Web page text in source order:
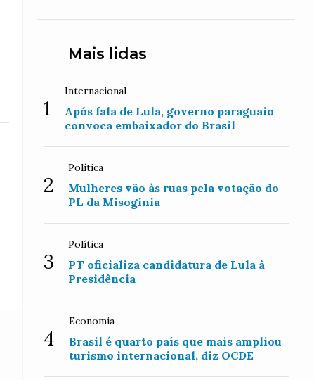
Mais lidas
1
Internacional
Após fala de Lula, governo paraguaio
convoca embaixador do Brasil
2
Política
Mulheres vão às ruas pela votação do
PL da Misoginia
3
Política
PT oficializa candidatura de Lula à
Presidência
4
Economia
Brasil é quarto país que mais ampliou
turismo internacional, diz OCDE